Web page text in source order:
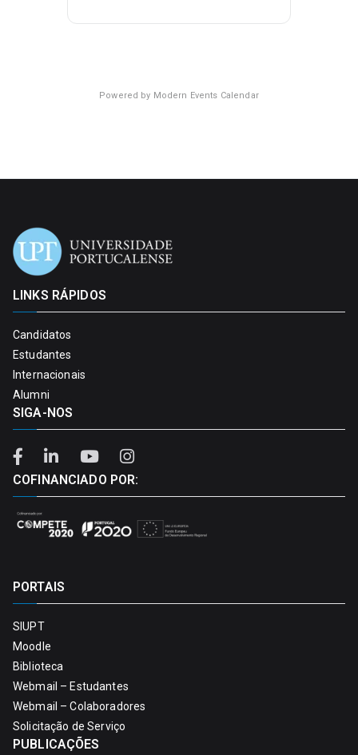
Powered by Modern Events Calendar
LINKS RÁPIDOS
Candidatos
Estudantes
Internacionais
Alumni
SIGA-NOS
COFINANCIADO POR:
PORTAIS
SIUPT
Moodle
Biblioteca
Webmail – Estudantes
Webmail – Colaboradores
Solicitação de Serviço
PUBLICAÇÕES